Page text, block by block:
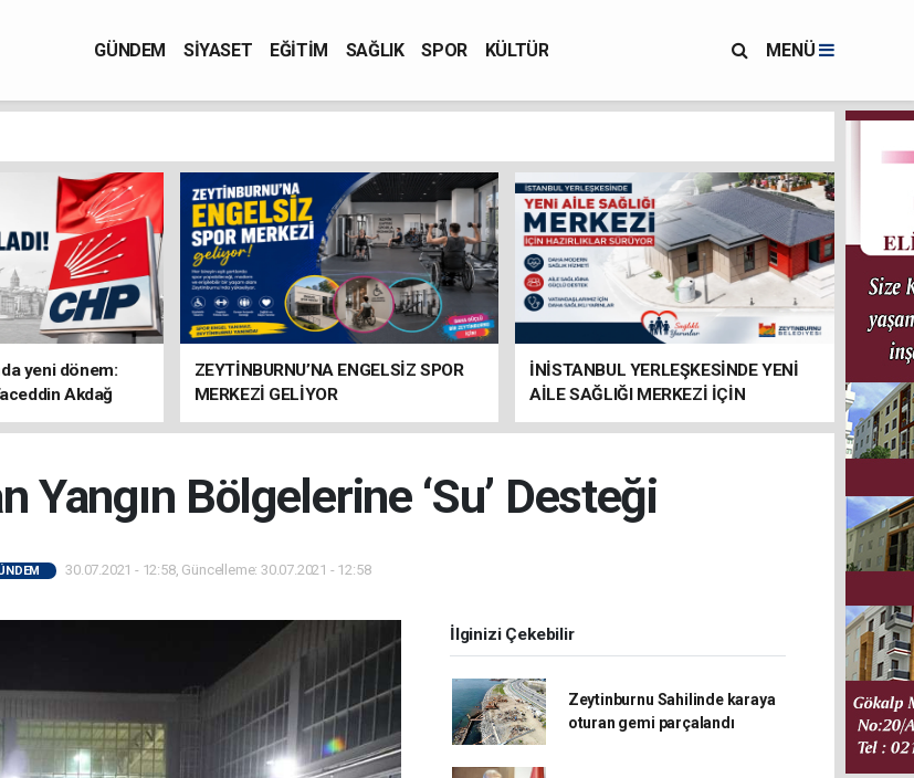
GÜNDEM SİYASET EĞİTİM SAĞLIK SPOR KÜLTÜR MENÜ
yeni dönem:
Akdağ
ZEYTİNBURNU’NA ENGELSİZ SPOR
MERKEZİ GELİYOR
İNİSTANBUL YERLEŞKESİNDE YENİ
AİLE SAĞLIĞI MERKEZİ İÇİN
HAZIRLIKLAR SÜRÜYOR
Yangın Bölgelerine ‘Su’ Desteği
30.07.2021 - 12:58, Güncelleme: 30.07.2021 - 12:58
İlginizi Çekebilir
Zeytinburnu Sahilinde karaya
oturan gemi parçalandı